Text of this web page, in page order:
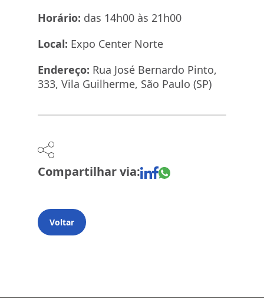
Horário: das 14h00 às 21h00
Local: Expo Center Norte
Endereço: Rua José Bernardo Pinto,
333, Vila Guilherme, São Paulo (SP)
Compartilhar via:
Voltar